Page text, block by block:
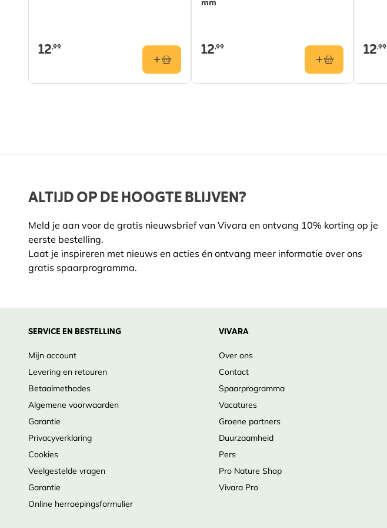
12,99
mm
12,99 12,99
ALTIJD OP DE HOOGTE BLIJVEN?
Meld je aan voor de gratis nieuwsbrief van Vivara en ontvang 10% korting op je
eerste bestelling.
Laat je inspireren met nieuws en acties én ontvang meer informatie over ons
gratis spaarprogramma.
SERVICE EN BESTELLING
Mijn account
Levering en retouren
Betaalmethodes
Algemene voorwaarden
Garantie
Privacyverklaring
Cookies
Veelgestelde vragen
Garantie
Online herroepingsformulier
VIVARA
Over ons
Contact
Spaarprogramma
Vacatures
Groene partners
Duurzaamheid
Pers
Pro Nature Shop
Vivara Pro